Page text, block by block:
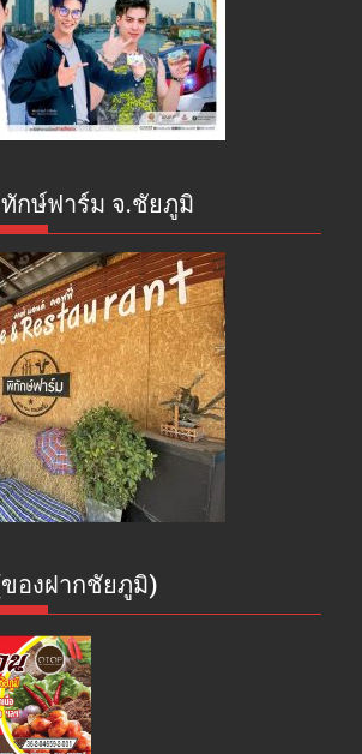
กษ์ฟาร์ม จ.ชัยภูมิ
องฝากชัยภูมิ)